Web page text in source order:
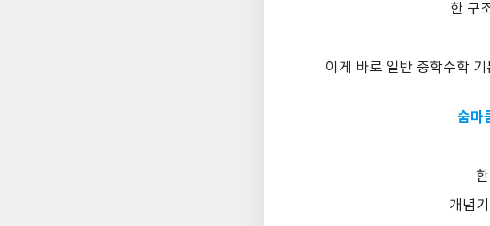
한 구
이게 바로 일반 중학수학
숨마
개념